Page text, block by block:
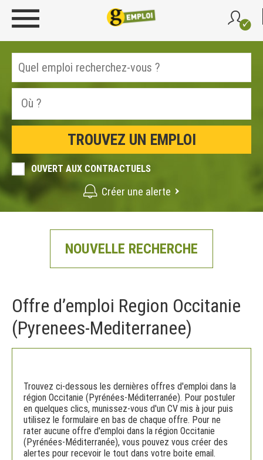
OUVERT AUX CONTRACTUELS
Créer une alerte
NOUVELLE RECHERCHE
Offre d’emploi Region Occitanie
(Pyrenees-Mediterranee)
Trouvez ci-dessous les dernières offres d'emploi dans la
région Occitanie (Pyrénées-Méditerranée). Pour postuler
en quelques clics, munissez-vous d'un CV mis à jour puis
utilisez le formulaire en bas de chaque offre. Pour ne
rater aucune offre d'emploi dans la région Occitanie
(Pyrénées-Méditerranée), vous pouvez vous créer des
alertes pour recevoir le tout dans votre boite email.